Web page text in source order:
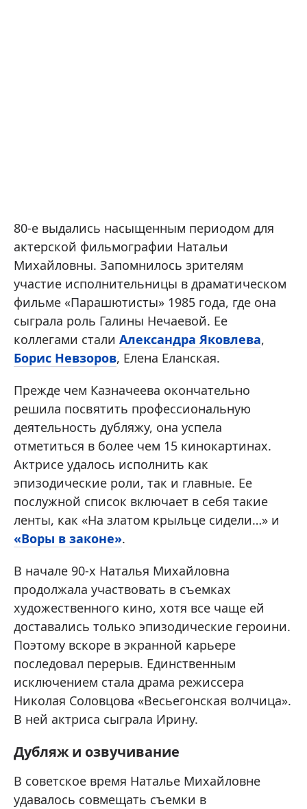
80-е выдались насыщенным периодом для
актерской фильмографии Натальи
Михайловны. Запомнилось зрителям
участие исполнительницы в драматическом
фильме «Парашютисты» 1985 года, где она
сыграла роль Галины Нечаевой. Ее
коллегами стали Александра Яковлева,
Борис Невзоров, Елена Еланская.
Прежде чем Казначеева окончательно
решила посвятить профессиональную
деятельность дубляжу, она успела
отметиться в более чем 15 кинокартинах.
Актрисе удалось исполнить как
эпизодические роли, так и главные. Ее
послужной список включает в себя такие
ленты, как «На златом крыльце сидели…» и
«Воры в законе».
В начале 90-х Наталья Михайловна
продолжала участвовать в съемках
художественного кино, хотя все чаще ей
доставались только эпизодические героини.
Поэтому вскоре в экранной карьере
последовал перерыв. Единственным
исключением стала драма режиссера
Николая Соловцова «Весьегонская волчица».
В ней актриса сыграла Ирину.
Дубляж и озвучивание
В советское время Наталье Михайловне
удавалось совмещать съемки в